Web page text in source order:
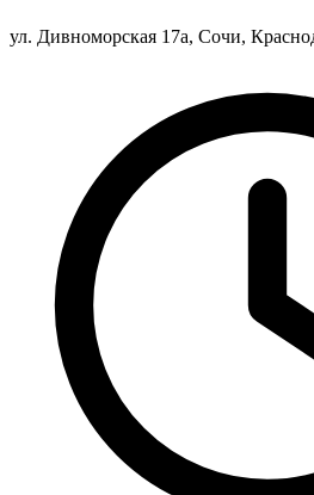
ул. Дивноморская 17а, Сочи,